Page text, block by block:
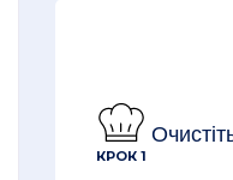
КРОК 1